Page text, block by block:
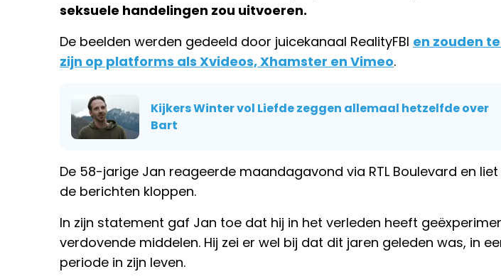
seksuele handelingen zou uitvoeren.
De beelden werden gedeeld door juicekanaal RealityFBI en zouden
zijn op platforms als Xvideos, Xhamster en Vimeo.
Kijkers Winter vol Liefde zeggen allemaal hetzelfde over
Bart
De 58-jarige Jan reageerde maandagavond via RTL Boulevard en
de berichten kloppen.
In zijn statement gaf Jan toe dat hij in het verleden heeft
verdovende middelen. Hij zei er wel bij dat dit jaren geleden was, in
periode in zijn leven.